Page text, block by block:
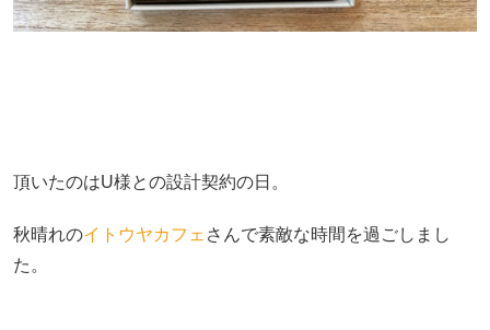
頂いたのはU様との設計契約の日。
秋晴れのイトウヤカフェ さんで素敵な時間を過ごしまし
た。